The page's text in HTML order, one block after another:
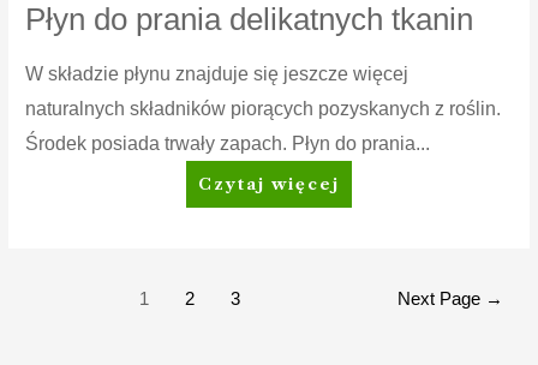
Płyn do prania delikatnych tkanin
W składzie płynu znajduje się jeszcze więcej
naturalnych składników piorących pozyskanych z roślin.
Środek posiada trwały zapach. Płyn do prania...
Amway
Home™
Płyn
Czytaj więcej
1 2 3 Next Page →